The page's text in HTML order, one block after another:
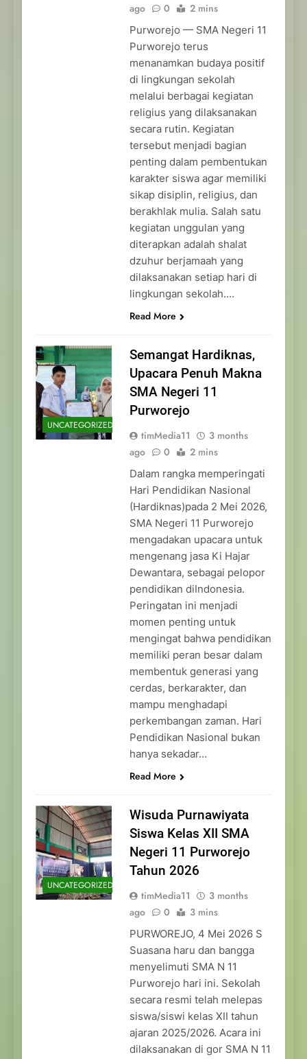
ago
0 2 mins
Purworejo — SMA Negeri 11
Purworejo terus
menanamkan budaya positif
di lingkungan sekolah
melalui berbagai kegiatan
religius yang dilaksanakan
secara rutin. Kegiatan
tersebut menjadi bagian
penting dalam pembentukan
karakter siswa agar memiliki
sikap disiplin, religius, dan
berakhlak mulia. Salah satu
kegiatan unggulan yang
diterapkan adalah shalat
dzuhur berjamaah yang
dilaksanakan setiap hari di
lingkungan sekolah….
Read More
UNCATEGORIZED
Semangat Hardiknas,
Upacara Penuh Makna
SMA Negeri 11
Purworejo
timMedia11
3 months
ago
0 2 mins
Dalam rangka memperingati
Hari Pendidikan Nasional
(Hardiknas)pada 2 Mei 2026,
SMA Negeri 11 Purworejo
mengadakan upacara untuk
mengenang jasa Ki Hajar
Dewantara, sebagai pelopor
pendidikan diIndonesia.
Peringatan ini menjadi
momen penting untuk
mengingat bahwa pendidikan
memiliki peran besar dalam
membentuk generasi yang
cerdas, berkarakter, dan
mampu menghadapi
perkembangan zaman. Hari
Pendidikan Nasional bukan
hanya sekadar…
Read More
UNCATEGORIZED
Wisuda Purnawiyata
Siswa Kelas XII SMA
Negeri 11 Purworejo
Tahun 2026
timMedia11
3 months
ago
0 3 mins
PURWOREJO, 4 Mei 2026 S
Suasana haru dan bangga
menyelimuti SMA N 11
Purworejo hari ini. Sekolah
secara resmi telah melepas
siswa/siswi kelas XII tahun
ajaran 2025/2026. Acara ini
dilaksanakan di gor SMA N 11